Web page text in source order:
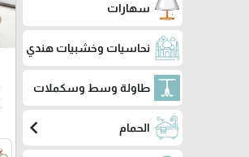
سهارات
نحاسيات وخشبيات هندي
طاولة وسط وسكملات
الحمام chevron_left